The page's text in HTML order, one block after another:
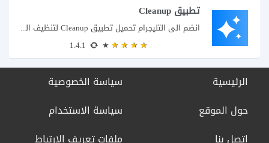
تطبيق Cleanup
انضم الى التليجرام تحميل تطبيق Cleanup لتنظيف الهاتف تتحول الصور المتشابهة ولقطات الشاشة ومقاطع...
الرئيسية
حول الموقع
اتصل بنا
سياسة الخصوصية
سياسة الاستخدام
ملفات تعريف الارتباط